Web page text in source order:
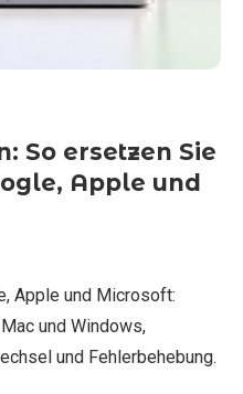
So ersetzen Sie
Apple und
Apple und Microsoft:
und Windows,
und Fehlerbehebung.